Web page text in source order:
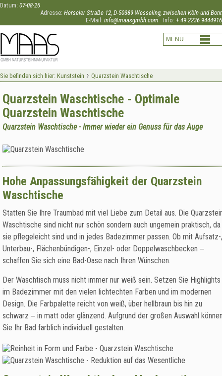
Datum: 07-08-26
Adresse: Herseler Straße 12, D-50389 Wesseling, zwischen Köln und
Info: + 49 2236 9444916
E-Mail: info@maasgmbh.com
Sie befinden sich hier: Kunststein › Quarzstein Waschtische
Quarzstein Waschtische - Optimale
Quarzstein Waschtische
Quarzstein Waschtische - Immer wieder ein Genuss für das Auge
Hohe Anpassungsfähigkeit der Quarzstein
Waschtische
Statten Sie Ihre Traumbad mit viel Liebe zum Detail aus. Die
Waschtische sind nicht nur schön sondern auch ungemein praktisch, da
sie pflegeleicht sind und in jedes Badezimmer passen. Ob mit Aufsatz-,
Unterbau-, Flächenbündigen-, Einzel- oder Doppelwaschbecken ‒
schaffen Sie sich eine Bad-Oase nach Ihren Wünschen.
Der Waschtisch muss nicht immer nur weiß sein. Setzen Sie Highlights
im Badezimmer mit den vielen lichtechten Farben und im modernen
Design. Die Farbpalette reicht von weiß, über hellbraun bis hin zu
schwarz ‒ in matt oder glänzend. Aufgrund der großen Auswahl
Sie Ihr Bad farblich individuell gestalten.